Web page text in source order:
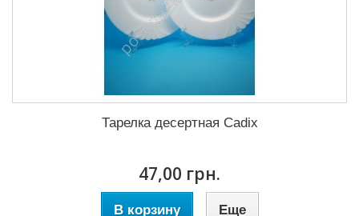
Тарелка десертная Cadix
47,00 грн.
В корзину Еще